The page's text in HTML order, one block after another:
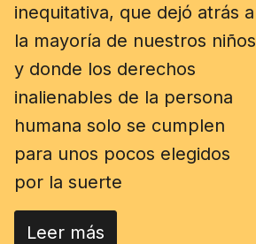
inequitativa, que dejó atrás a
la mayoría de nuestros niños
y donde los derechos
inalienables de la persona
humana solo se cumplen
para unos pocos elegidos
por la suerte
Leer más